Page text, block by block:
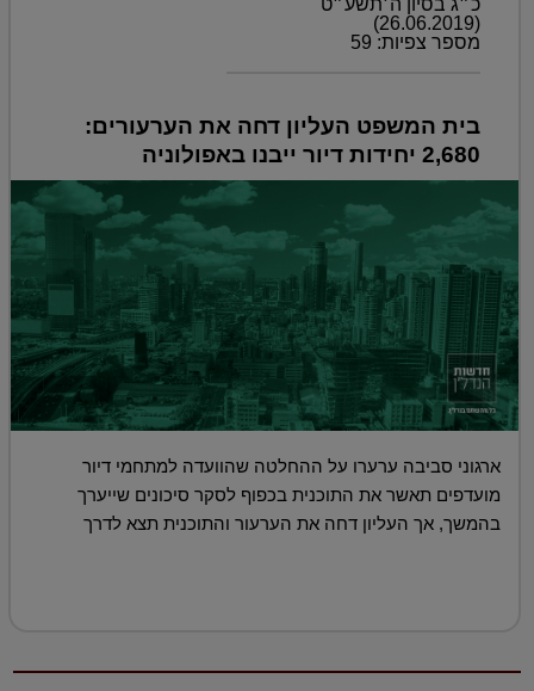
(26.06.2019)
מספר צפיות: 59
בית המשפט העליון דחה את הערעורים:
2,680 יחידות דיור ייבנו באפולוניה
ארגוני סביבה ערערו על ההחלטה שהוועדה למתחמי דיור
מועדפים תאשר את התוכנית בכפוף לסקר סיכונים שייערך
בהמשך, אך העליון דחה את הערעור והתוכנית תצא לדרך